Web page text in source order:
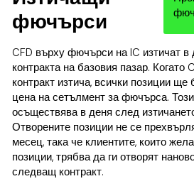
фючърси
CFD върху фючърси на IC изтичат в
контракта на базовия пазар.
контракт изтича, всички позиции ще
цена на сетълмент за фючърса.
осъществява в деня след
Отворените позиции не се
месец, така че клиентите, които
позиции, трябва да ги отворят
следващ контракт.